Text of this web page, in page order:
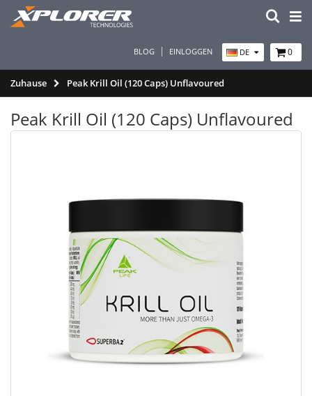
BLOG EINLOGGEN DE 0
Zuhause Peak Krill Oil (120 Caps) Unflavoured
Peak Krill Oil (120 Caps) Unflavoured